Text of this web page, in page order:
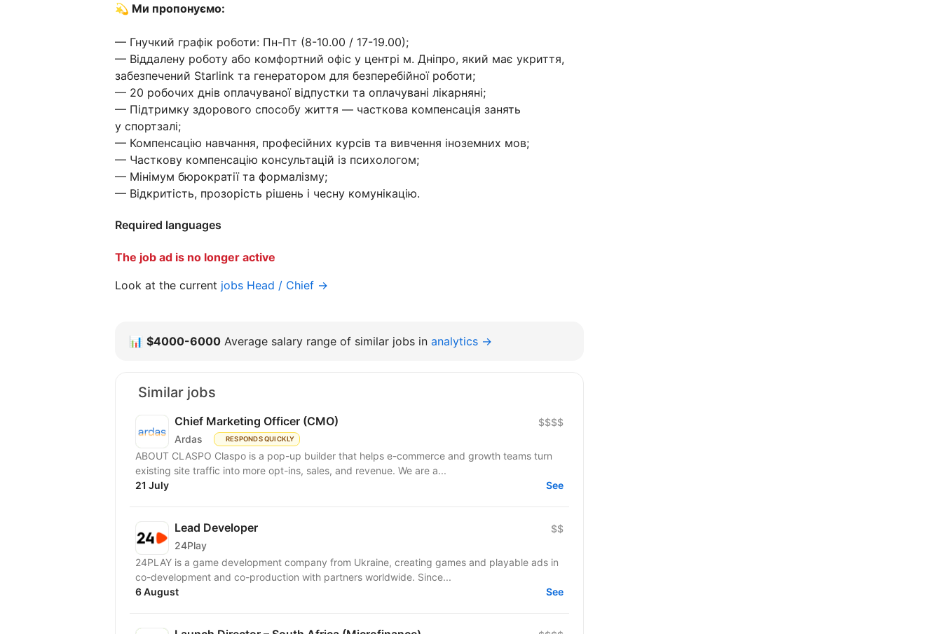
💫 Ми пропонуємо:
— Гнучкий графік роботи: Пн-Пт (8-10.00 / 17-19.00);
— Віддалену роботу або комфортний офіс у центрі м. Дніпро, який має укриття,
забезпечений Starlink та генератором для безперебійної роботи;
— 20 робочих днів оплачуваної відпустки та оплачувані лікарняні;
— Підтримку здорового способу життя — часткова компенсація занять
у спортзалі;
— Компенсацію навчання, професійних курсів та вивчення іноземних мов;
— Часткову компенсацію консультацій із психологом;
— Мінімум бюрократії та формалізму;
— Відкритість, прозорість рішень і чесну комунікацію.
Required languages
The job ad is no longer active
Look at the current jobs Head / Chief →
📊 $4000-6000 Average salary range of similar jobs in analytics →
Similar jobs
Chief Marketing Officer (CMO)
Ardas RESPONDS QUICKLY
$$$$
ABOUT CLASPO Claspo is a pop-up builder that helps e-commerce and growth teams turn
existing site traffic into more opt-ins, sales, and revenue. We are a...
21 July
See
Lead Developer
24Play
$$
24PLAY is a game development company from Ukraine, creating games and playable ads in
co-development and co-production with partners worldwide. Since...
6 August
See